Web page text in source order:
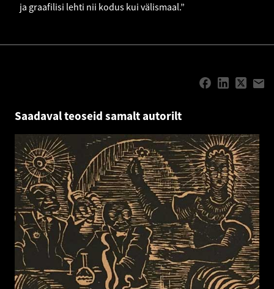
ja graafilisi lehti nii kodus kui välismaal.”
Saadaval teoseid samalt autorilt